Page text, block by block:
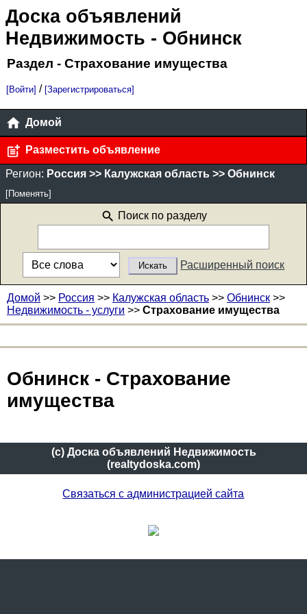
Доска объявлений
Недвижимость - Обнинск
Раздел - Страхование имущества
[Войти] / [Зарегистрироваться]
Домой
Разместить объявление
Регион: Россия >> Калужская область >> Обнинск
[Поменять]
Поиск по разделу
Расширенный поиск
Домой >> Россия >> Калужская область >> Обнинск >>
Недвижимость - услуги >> Страхование имущества
Обнинск - Страхование
имущества
(c) Доска объявлений Недвижимость
(realtydoska.com)
Связаться с администрацией сайта